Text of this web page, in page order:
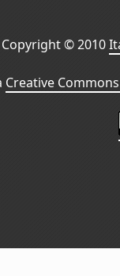
Copyright © 2010
Creative